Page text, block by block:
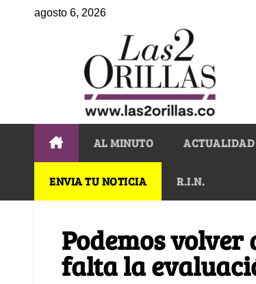
agosto 6, 2026
AL MINUTO ACTUALIDAD
ENVIA TU NOTICIA R.I.N.
Podemos
falta la